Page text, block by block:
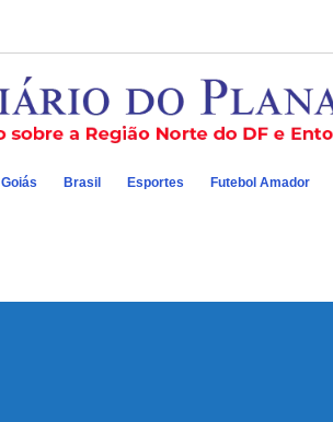
Goiás Brasil Esportes Futebol Amador